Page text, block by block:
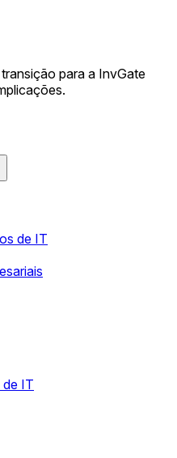
para a InvGate
de IT
de IT